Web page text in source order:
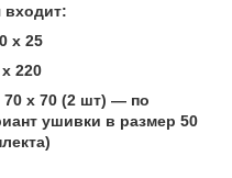
входит:
х 25
220
х 70 (2 шт) ― по
ушивки в размер 50